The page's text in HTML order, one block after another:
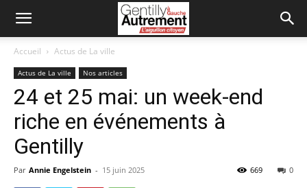
Accueil Actus de La ville
Actus de La ville Nos articles
24 et 25 mai: un week-end
riche en événements à
Gentilly
Par Annie Engelstein - 15 juin 2025 0
669